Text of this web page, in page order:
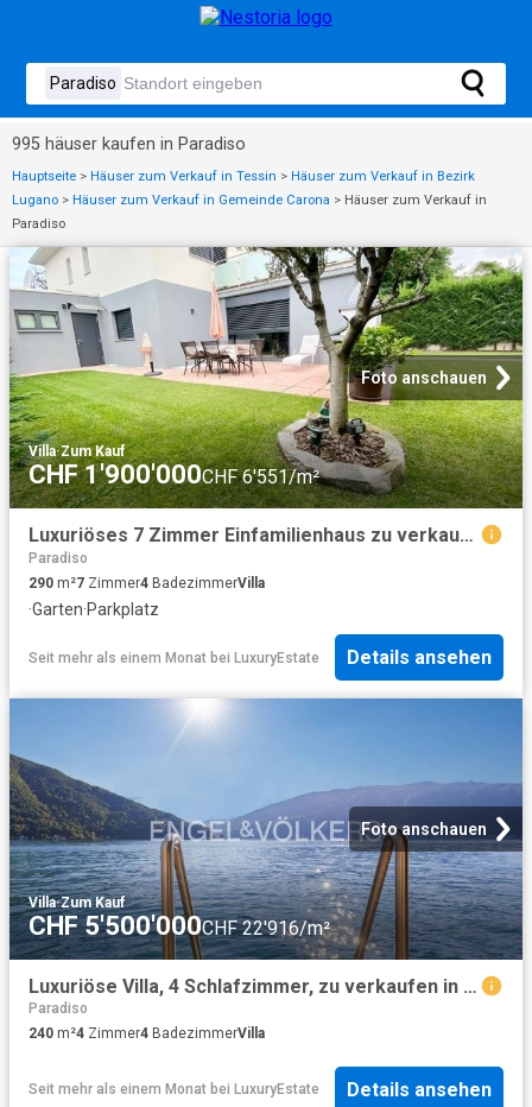
995 häuser kaufen in Paradiso
Hauptseite > Häuser zum Verkauf in Tessin > Häuser zum Verkauf in Bezirk
Lugano > Häuser zum Verkauf in Gemeinde Carona > Häuser zum Verkauf in
Paradiso
Foto anschauen
Villa·Zum Kauf
CHF 1'900'000CHF 6'551/m²
Luxuriöses 7 Zimmer Einfamilienhaus zu verkaufen in Cadempino, Kanton Tessin
Paradiso
290 m²7 Zimmer4 BadezimmerVilla
·Garten·Parkplatz
Seit mehr als einem Monat bei LuxuryEstate Details ansehen
Foto anschauen
Villa·Zum Kauf
CHF 5'500'000CHF 22'916/m²
Luxuriöse Villa, 4 Schlafzimmer, zu verkaufen in Bissone, Schweiz
Paradiso
240 m²4 Zimmer4 BadezimmerVilla
Seit mehr als einem Monat bei LuxuryEstate Details ansehen